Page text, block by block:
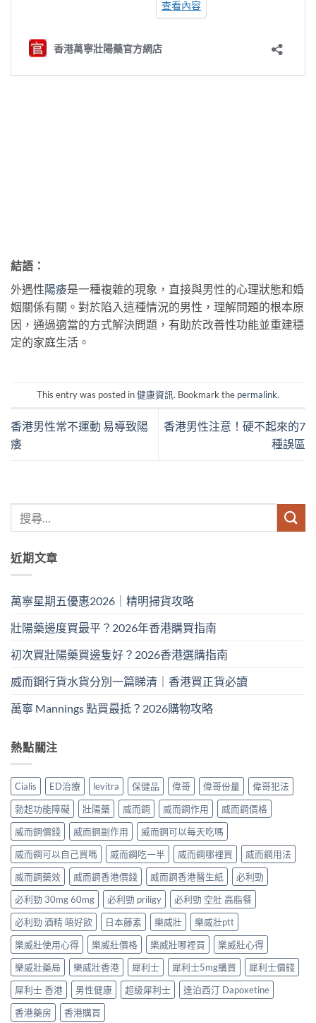
結語：
外遇性陽痿是一種複雜的現象，直接與男性的心理狀態和婚
姻關係有關。對於陷入這種情況的男性，理解問題的根本原
因，通過適當的方式解決問題，有助於改善性功能並重建穩
定的家庭生活。
This entry was posted in健康資訊. Bookmark the permalink.
香港男性常不運動 易導致陽
痿
香港男性注意！硬不起來的7
種誤區
近期文章
萬寧星期五優惠2026｜精明掃貨攻略
壯陽藥邊度買最平？2026年香港購買指南
初次買壯陽藥買邊隻好？2026香港選購指南
威而鋼行貨水貨分別一篇睇清｜香港買正貨必讀
萬寧 Mannings 點買最抵？2026購物攻略
熱點關注
Cialis ED治療 levitra 保健品 偉哥 偉哥份量
偉哥犯法
勃起功能障礙
壯陽藥 威而鋼 威而鋼作用
威而鋼價格
威而鋼價錢
威而鋼副作用
威而鋼可以每天吃嗎
威而鋼可以自己買嗎
威而鋼吃一半 威而鋼哪裡買
威而鋼用法
威而鋼藥效
威而鋼香港價錢 威而鋼香港醫生紙
必利勁
必利勁 30mg 60mg
必利勁 priligy
必利勁 空肚 高脂餐
必利勁 酒精 唔好飲
日本藤素 樂威壯
樂威壯ptt
樂威壯使用心得
樂威壯價格 樂威壯哪裡買
樂威壯心得
樂威壯藥局
樂威壯香港 犀利士 犀利士5mg購買
犀利士價錢
犀利士 香港
男性健康 超級犀利士
達泊西汀 Dapoxetine
香港藥房
香港購買